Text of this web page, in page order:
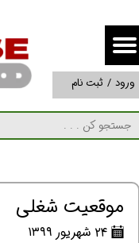
ورود / ثبت نام
حساب کاربری من
تغییر گذر واژه
سفارشات
موقعیت شغلی
۲۴ شهریور ۱۳۹۹